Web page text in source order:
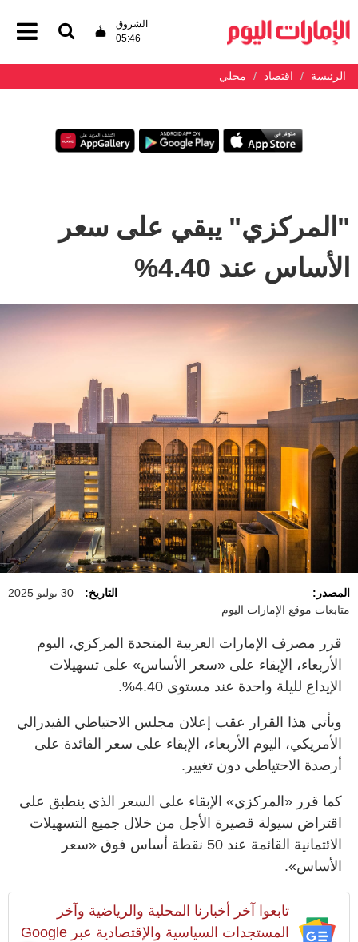
الشروق
05:46
الرئيسة اقتصاد محلي
"المركزي" يبقي على سعر
الأساس عند 4.40%
المصدر:
متابعات موقع الإمارات اليوم
التاريخ: 30 يوليو 2025
قرر مصرف الإمارات العربية المتحدة المركزي، اليوم
الأربعاء، الإبقاء على «سعر الأساس» على تسهيلات
الإيداع لليلة واحدة عند مستوى 4.40%.
ويأتي هذا القرار عقب إعلان مجلس الاحتياطي الفيدرالي
الأمريكي، اليوم الأربعاء، الإبقاء على سعر الفائدة على
أرصدة الاحتياطي دون تغيير.
كما قرر «المركزي» الإبقاء على السعر الذي ينطبق على
اقتراض سيولة قصيرة الأجل من خلال جميع التسهيلات
الائتمانية القائمة عند 50 نقطة أساس فوق «سعر
الأساس».
تابعوا آخر أخبارنا المحلية والرياضية وآخر
المستجدات السياسية والإقتصادية عبر Google